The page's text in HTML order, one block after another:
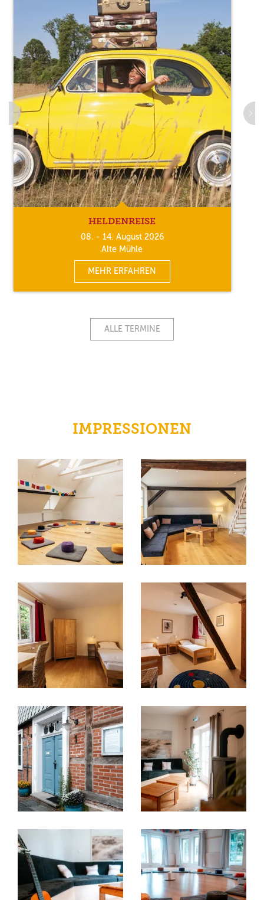
HELDENREISE
08. - 14. August 2026
Alte Mühle
MEHR ERFAHREN
ALLE TERMINE
IMPRESSIONEN